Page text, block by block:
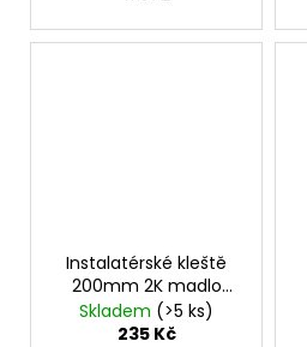
Instalatérské kleště
200mm 2K madlo
CONNEX
Skladem (>5 ks)
235 Kč